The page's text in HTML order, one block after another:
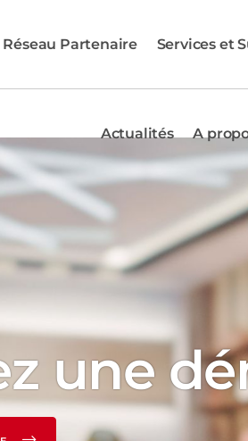
Réseau Partenaire Services et
Actualités A
une